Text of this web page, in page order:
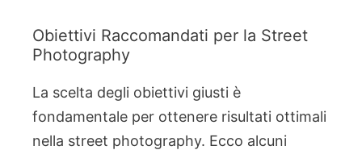
Obiettivi Raccomandati per la Street
Photography
La scelta degli obiettivi giusti è
fondamentale per ottenere risultati ottimali
nella street photography. Ecco alcuni